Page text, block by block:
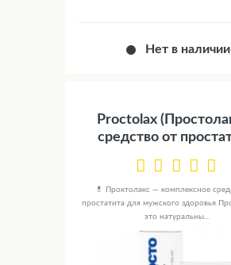
Нет в наличии
Proctolax
средство от
💊 Проктолакс — комплексное
простатита для мужского здоровья
это натуральны...